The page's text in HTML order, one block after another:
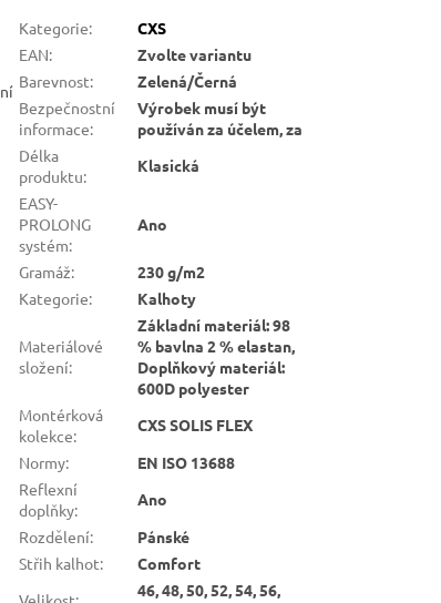
Kategorie:
CXS
EAN:
Zvolte variantu
Barevnost:
Zelená/Černá
Bezpečnostní
informace:
Výrobek musí být
používán za účelem, za
Délka
produktu:
Klasická
EASY-
PROLONG
systém:
Ano
Gramáž:
230 g/m2
Kategorie: Kalhoty
Materiálové
složení:
Základní materiál: 98
% bavlna 2 % elastan,
Doplňkový materiál:
600D polyester
Montérková
kolekce:
CXS SOLIS FLEX
Normy:
EN ISO 13688
Reflexní
doplňky:
Ano
Rozdělení:
Pánské
Střih kalhot:
Comfort
46, 48, 50, 52, 54, 56,